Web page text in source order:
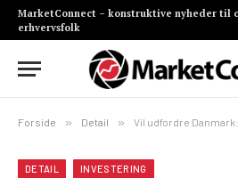
MarketConnect – konstruktive nyheder til
erhvervsfolk
Forside » Detail » Vil udfordre Danmark: Kapitalindsprøjtning til
DETAIL INVESTERING